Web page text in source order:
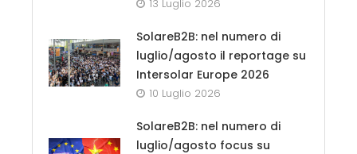
13 Luglio 2026
SolareB2B: nel numero di
luglio/agosto il reportage su
Intersolar Europe 2026
10 Luglio 2026
SolareB2B: nel numero di
luglio/agosto focus su